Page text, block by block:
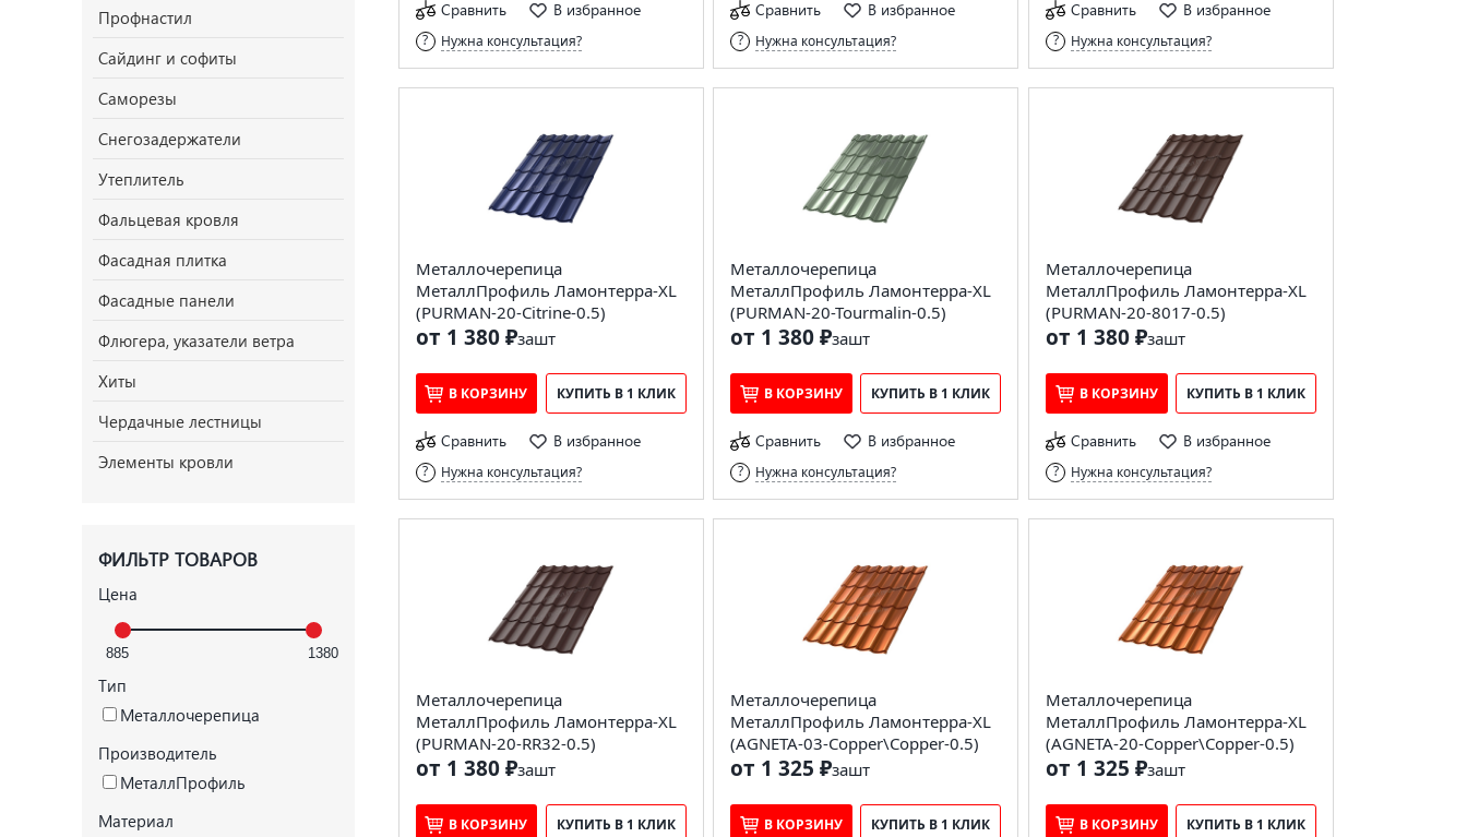
Профнастил
Сайдинг и софиты
Саморезы
Снегозадержатели
Утеплитель
Фальцевая кровля
Фасадная плитка
Фасадные панели
Флюгера, указатели ветра
Хиты
Чердачные лестницы
Элементы кровли
ФИЛЬТР ТОВАРОВ
Цена
Тип
Металлочерепица
Производитель
МеталлПрофиль
Материал
Сравнить В избранное
Нужна консультация?
Сравнить В избранное
Нужна консультация?
Сравнить В избранное
Нужна консультация?
Металлочерепица
МеталлПрофиль Ламонтерра-XL
(PURMAN-20-Citrine-0.5)
от 1 380 ₽зашт
В КОРЗИНУ КУПИТЬ В 1 КЛИК
Сравнить В избранное
Нужна консультация?
Металлочерепица
МеталлПрофиль Ламонтерра-XL
(PURMAN-20-Tourmalin-0.5)
от 1 380 ₽зашт
В КОРЗИНУ КУПИТЬ В 1 КЛИК
Сравнить В избранное
Нужна консультация?
Металлочерепица
МеталлПрофиль Ламонтерра-XL
(PURMAN-20-8017-0.5)
от 1 380 ₽зашт
В КОРЗИНУ КУПИТЬ В 1 КЛИК
Сравнить В избранное
Нужна консультация?
Металлочерепица
МеталлПрофиль Ламонтерра-XL
(PURMAN-20-RR32-0.5)
от 1 380 ₽зашт
В КОРЗИНУ КУПИТЬ В 1 КЛИК
Металлочерепица
МеталлПрофиль Ламонтерра-XL
(AGNETA-03-Copper\Copper-0.5)
от 1 325 ₽зашт
В КОРЗИНУ КУПИТЬ В 1 КЛИК
Металлочерепица
МеталлПрофиль Ламонтерра-XL
(AGNETA-20-Copper\Copper-0.5)
от 1 325 ₽зашт
В КОРЗИНУ КУПИТЬ В 1 КЛИК